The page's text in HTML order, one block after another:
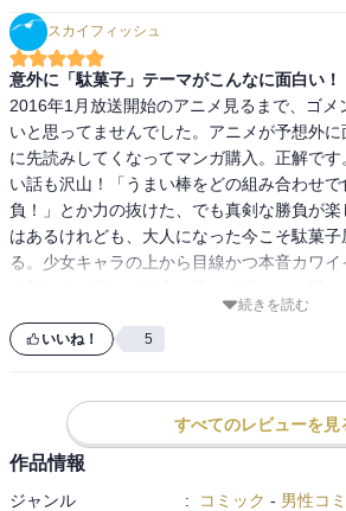
ないので、カステラ串や黒棒、紐飴等の駄菓
が増えるくじ引きが好きでした。
食べ物以外ではメンコのくじ。くじの順位
るというものがあって、それで特等の直径
記憶なのでもっと小さかったかも）の円形
がありました。その大きさなので当時ロウや
うな改造メンコも全部まとめてひっくり返
し、大きいので絶対にひっくり返せないと
ですが、誰が見ても使う前から結果が分か
らえなかったという...。メンコの話が載って
た。今となってはいい思い出です。
スカイフィッシュ
意外に「駄菓子」テーマがこんなに面白い！
2016年1月放送開始のアニメ見るまで、ゴメ
いと思ってませんでした。アニメが予想外
に先読みしてくなってマンガ購入。正解で
い話も沢山！「うまい棒をどの組み合わせ
負！」とか力の抜けた、でも真剣な勝負が
はあるけれども、大人になった今こそ駄菓
る。少女キャラの上から目線かつ本音カワ
続きを読む
いいね！ 5
すべてのレビューを見
作品情報
ジャンル : コミック - 男性コ